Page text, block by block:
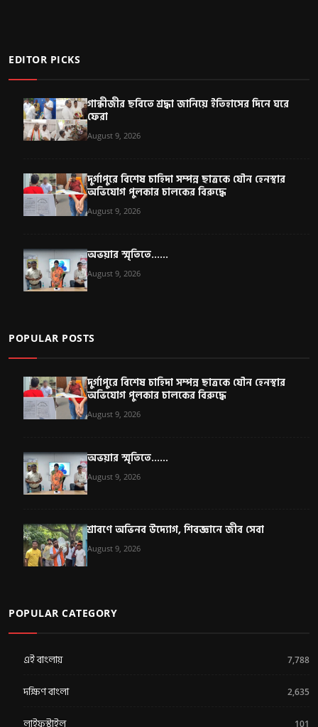
EDITOR PICKS
গান্ধীজীর ছবিতে শ্রদ্ধা জানিয়ে ইতিহাসের দিনে ঘরে
ফেরা
August 9, 2026
দুর্গাপুরে বিশেষ চাহিদা সম্পন্ন ছাত্রকে যৌন হেনস্থার
অভিযোগ পুলকার চালকের বিরুদ্ধে
August 9, 2026
অভয়ার স্মৃতিতে......
August 9, 2026
POPULAR POSTS
দুর্গাপুরে বিশেষ চাহিদা সম্পন্ন ছাত্রকে যৌন হেনস্থার
অভিযোগ পুলকার চালকের বিরুদ্ধে
August 9, 2026
অভয়ার স্মৃতিতে......
August 9, 2026
শ্রাবণে অভিনব উদ্যোগ, শিবজ্ঞানে জীব সেবা
August 9, 2026
POPULAR CATEGORY
এই বাংলায় 7,788
দক্ষিণ বাংলা 2,635
101